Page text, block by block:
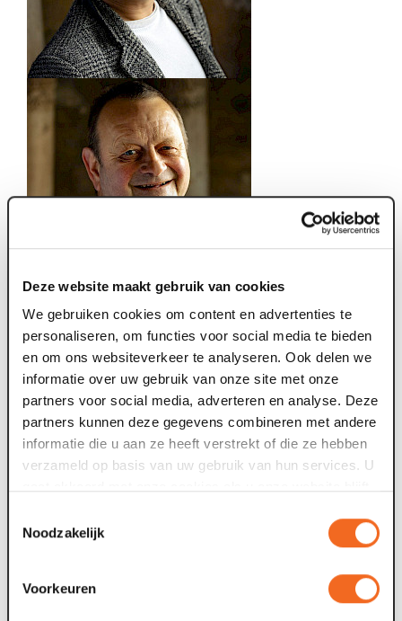
Deze website maakt gebruik van cookies
We gebruiken cookies om content en advertenties te
personaliseren, om functies voor social media te bieden
en om ons websiteverkeer te analyseren. Ook delen we
informatie over uw gebruik van onze site met onze
partners voor social media, adverteren en analyse. Deze
partners kunnen deze gegevens combineren met andere
informatie die u aan ze heeft verstrekt of die ze hebben
verzameld op basis van uw gebruik van hun services. U
Noodzakelijk
Voorkeuren
Alex Kuijpers Alyssa
Trienes Barry Vervoort
Bert Vervoort
Romein
Johannes Andreas
Lazarus